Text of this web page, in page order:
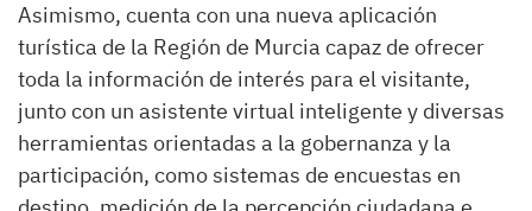
Asimismo, cuenta con una nueva aplicación
turística de la Región de Murcia capaz de ofrecer
toda la información de interés para el visitante,
junto con un asistente virtual inteligente y diversas
herramientas orientadas a la gobernanza y la
participación, como sistemas de encuestas en